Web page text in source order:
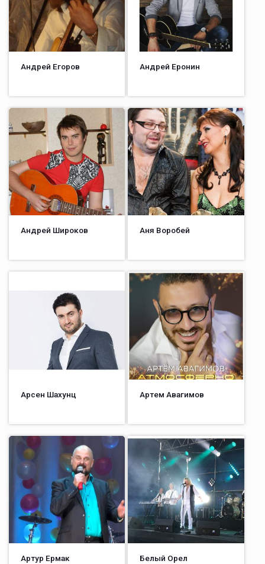
Андрей Егоров Андрей Еронин
Андрей Широков Аня Воробей
Арсен Шахунц Артем Авагимов
Артур Ермак Белый Орел